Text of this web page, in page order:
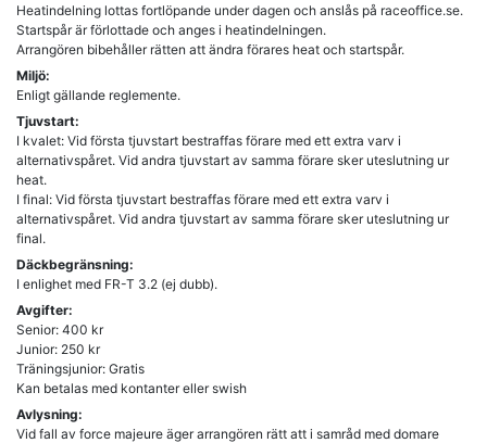
Heatindelning lottas fortlöpande under dagen och anslås på raceoffice.se.
Startspår är förlottade och anges i heatindelningen.
Arrangören bibehåller rätten att ändra förares heat och startspår.
Miljö:
Enligt gällande reglemente.
Tjuvstart:
I kvalet: Vid första tjuvstart bestraffas förare med ett extra varv i
alternativspåret. Vid andra tjuvstart av samma förare sker uteslutning ur
heat.
I final: Vid första tjuvstart bestraffas förare med ett extra varv i
alternativspåret. Vid andra tjuvstart av samma förare sker uteslutning ur
final.
Däckbegränsning:
I enlighet med FR-T 3.2 (ej dubb).
Avgifter:
Senior: 400 kr
Junior: 250 kr
Träningsjunior: Gratis
Kan betalas med kontanter eller swish
Avlysning:
Vid fall av force majeure äger arrangören rätt att i samråd med domare